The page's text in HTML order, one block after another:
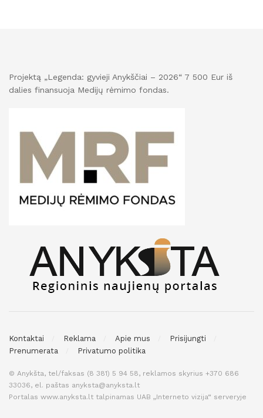
Projektą „Legenda: gyvieji Anykščiai – 2026“ 7 500 Eur iš
dalies finansuoja Medijų rėmimo fondas.
Kontaktai Reklama Apie mus
Prisijungti
Prenumerata
Privatumo politika
© Anykšta, tel/faksas (8 381) 5 94 58, reklamos skyrius +370 686
33036, el. paštas anyksta@anyksta.lt
Portalas www.anyksta.lt talpinamas UAB „Interneto vizija“ serveryje